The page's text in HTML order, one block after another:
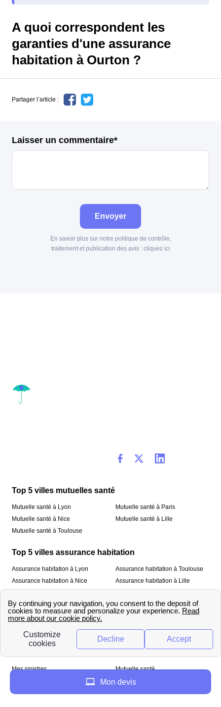
A quoi correspondent les
garanties d'une assurance
habitation à Ourton ?
Partager l’article :
Laisser un commentaire*
Envoyer
En savoir plus sur notre politique de contrôle,
traitement et publication des avis : cliquez ici
Top 5 villes mutuelles santé
Mutuelle santé à Lyon
Mutuelle santé à Nice
Mutuelle santé à Toulouse
Mutuelle santé à Paris
Mutuelle santé à Lille
Top 5 villes assurance habitation
Assurance habitation à Lyon
Assurance habitation à Nice
Assurance habitation à Toulouse
Assurance habitation à Lille
À propos
Qui sommes-nous ? Mentions légales
Mes sinistres
Mutuelle santé
Mon devis